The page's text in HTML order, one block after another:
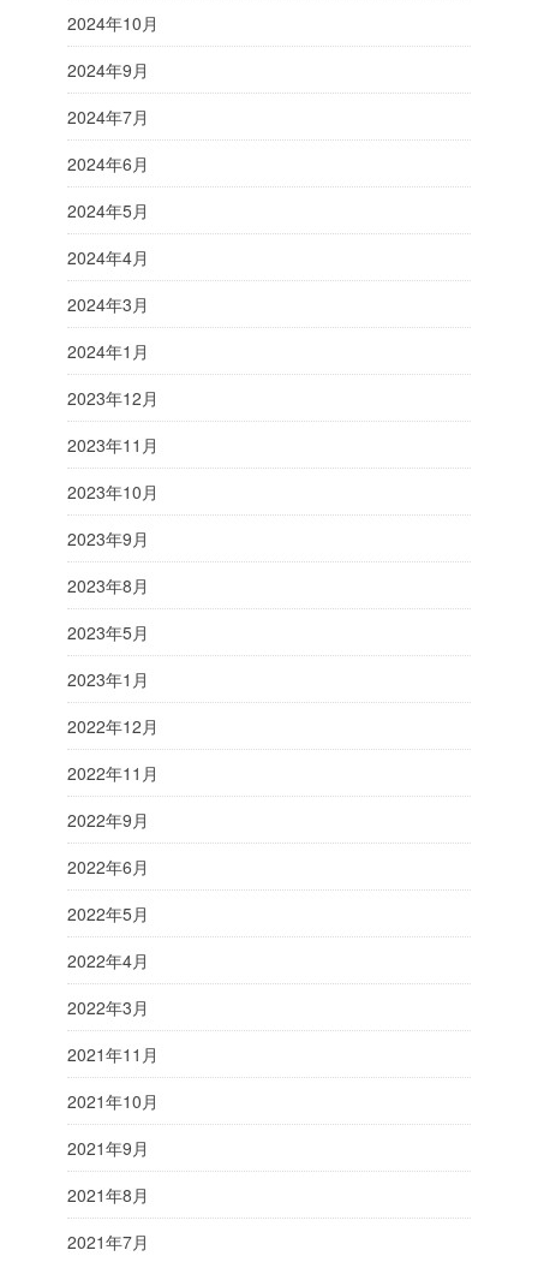
2024年10月
2024年9月
2024年7月
2024年6月
2024年5月
2024年4月
2024年3月
2024年1月
2023年12月
2023年11月
2023年10月
2023年9月
2023年8月
2023年5月
2023年1月
2022年12月
2022年11月
2022年9月
2022年6月
2022年5月
2022年4月
2022年3月
2021年11月
2021年10月
2021年9月
2021年8月
2021年7月